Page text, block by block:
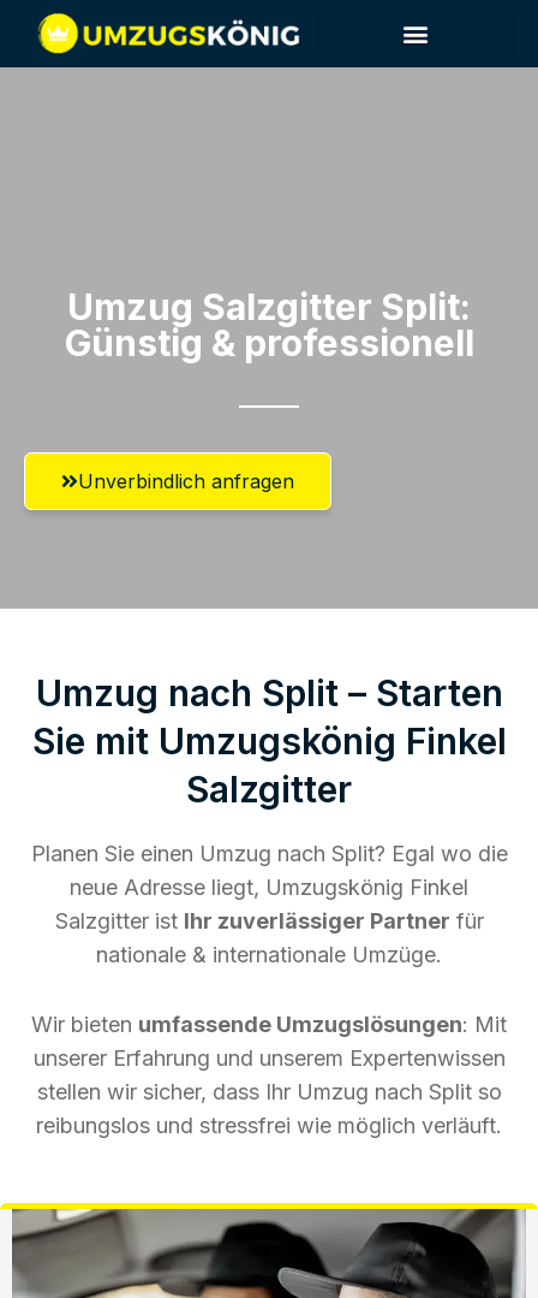
Umzug Salzgitter​ Split:
Günstig & professionell​
Unverbindlich anfragen
Umzug nach Split – Starten
Sie mit Umzugskönig Finkel
Salzgitter
Planen Sie einen Umzug nach Split? Egal wo die
neue Adresse liegt, Umzugskönig Finkel
Salzgitter ist Ihr zuverlässiger Partner für
nationale & internationale Umzüge.
Wir bieten umfassende Umzugslösungen: Mit
unserer Erfahrung und unserem Expertenwissen
stellen wir sicher, dass Ihr Umzug nach Split so
reibungslos und stressfrei wie möglich verläuft.